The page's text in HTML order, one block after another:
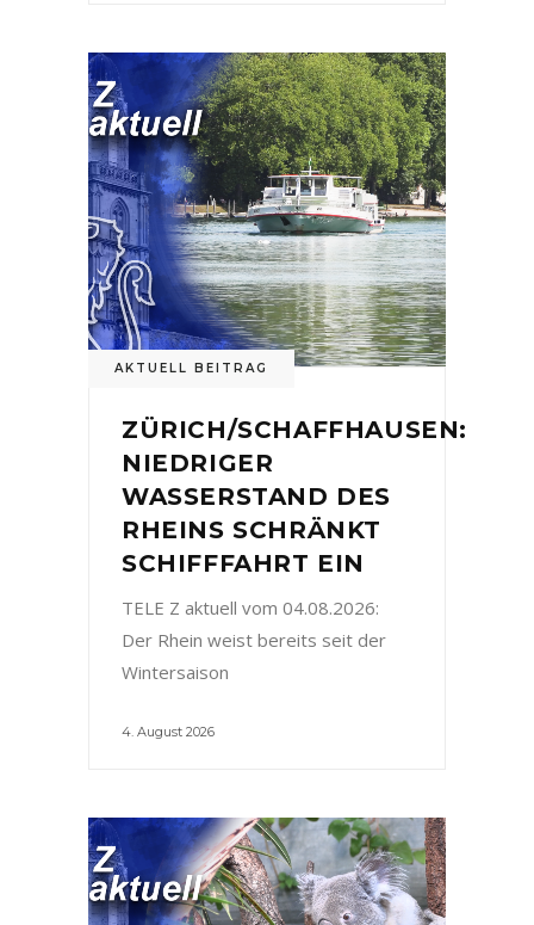
AKTUELL BEITRAG
ZÜRICH/SCHAFFHAUSEN:
NIEDRIGER
WASSERSTAND DES
RHEINS SCHRÄNKT
SCHIFFFAHRT EIN
TELE Z aktuell vom 04.08.2026:
Der Rhein weist bereits seit der
Wintersaison
4. August 2026